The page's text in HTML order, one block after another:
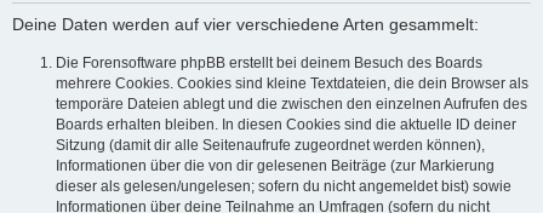
Deine Daten werden auf vier verschiedene Arten gesammelt:
Die Forensoftware phpBB erstellt bei deinem Besuch des Boards
mehrere Cookies. Cookies sind kleine Textdateien, die dein Browser als
temporäre Dateien ablegt und die zwischen den einzelnen Aufrufen des
Boards erhalten bleiben. In diesen Cookies sind die aktuelle ID deiner
Sitzung (damit dir alle Seitenaufrufe zugeordnet werden können),
Informationen über die von dir gelesenen Beiträge (zur Markierung
dieser als gelesen/ungelesen; sofern du nicht angemeldet bist) sowie
Informationen über deine Teilnahme an Umfragen (sofern du nicht